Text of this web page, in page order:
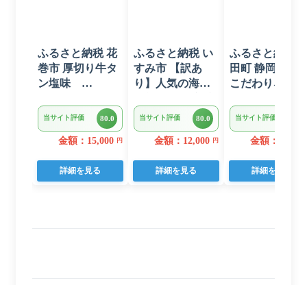
ふるさと納税 花
巻市 厚切り牛タ
ン塩味
ク)当サイト評価 80.0
金額：15,000 円
詳細を見る
ふるさと納税 い
すみ市 【訳あ
り】人気の海鮮
塩 塩銀鮭切り落
とし(端材)約3kg
当サイト評価 80.0
金額：12,000 円
詳細を見る
ふるさと納税
田町 静岡発 新
こだわりネギト
ク入り)のセッ
当サイト評価
金額：10,000
詳細を見る